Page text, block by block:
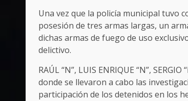
Una vez que la policía municipal tuvo
posesión de tres armas largas, un
dichas armas de fuego de uso
delictivo.
RAÚL “N”, LUIS ENRIQUE “N”,
donde se llevaron a cabo las
participación de los detenidos en los